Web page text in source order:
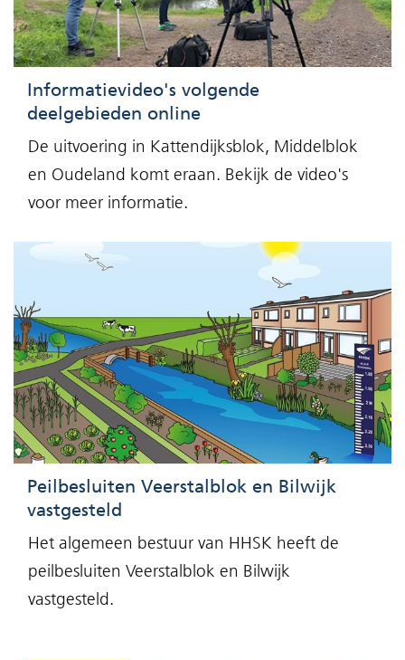
Informatievideo's volgende
deelgebieden online
De uitvoering in Kattendijksblok, Middelblok
en Oudeland komt eraan. Bekijk de video's
voor meer informatie.
Peilbesluiten Veerstalblok en Bilwijk
vastgesteld
Het algemeen bestuur van HHSK heeft de
peilbesluiten Veerstalblok en Bilwijk
vastgesteld.